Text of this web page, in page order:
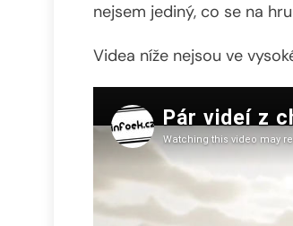
nejsem jediný, co se na
Videa níže nejsou ve